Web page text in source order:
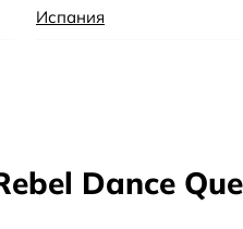
Испания
Вечер Dance